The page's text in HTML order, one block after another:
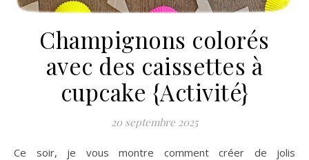
Champignons colorés
avec des caissettes à
cupcake {Activité}
20 septembre 2025
Ce soir, je vous montre comment créer de jolis